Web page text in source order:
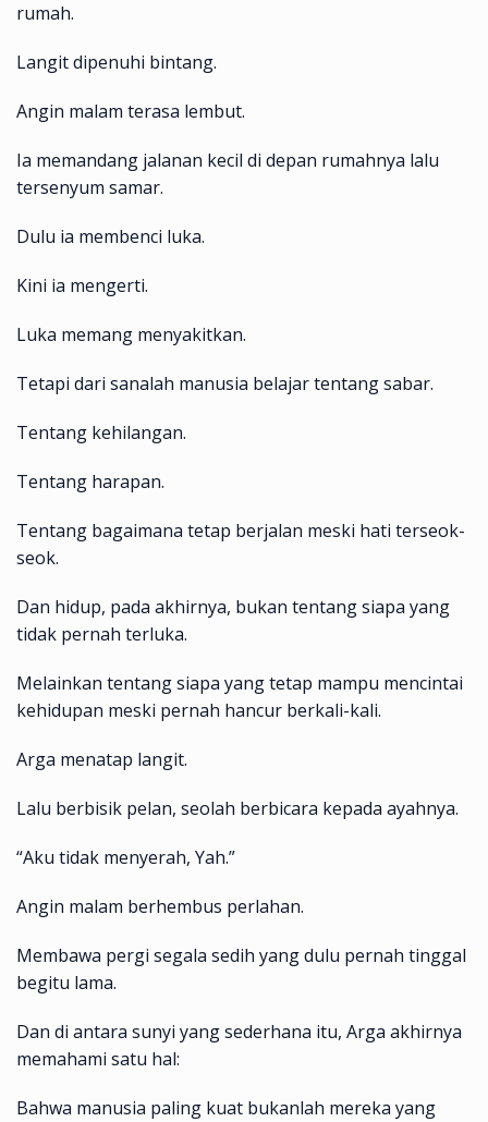
rumah.
Langit dipenuhi bintang.
Angin malam terasa lembut.
Ia memandang jalanan kecil di depan rumahnya lalu
tersenyum samar.
Dulu ia membenci luka.
Kini ia mengerti.
Luka memang menyakitkan.
Tetapi dari sanalah manusia belajar tentang sabar.
Tentang kehilangan.
Tentang harapan.
Tentang bagaimana tetap berjalan meski hati terseok-
seok.
Dan hidup, pada akhirnya, bukan tentang siapa yang
tidak pernah terluka.
Melainkan tentang siapa yang tetap mampu mencintai
kehidupan meski pernah hancur berkali-kali.
Arga menatap langit.
Lalu berbisik pelan, seolah berbicara kepada ayahnya.
“Aku tidak menyerah, Yah.”
Angin malam berhembus perlahan.
Membawa pergi segala sedih yang dulu pernah tinggal
begitu lama.
Dan di antara sunyi yang sederhana itu, Arga akhirnya
memahami satu hal:
Bahwa manusia paling kuat bukanlah mereka yang